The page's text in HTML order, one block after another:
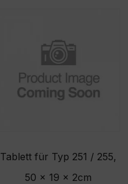
Tablett für Typ 251 / 255,
50 x 19 x 2cm